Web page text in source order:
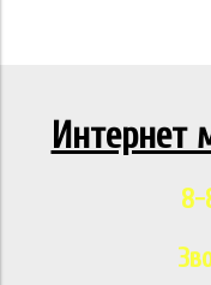
Интернет
8-